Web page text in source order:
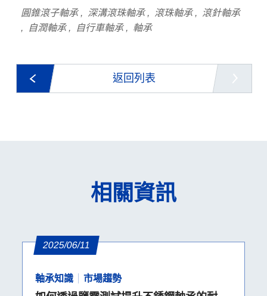
圓錐滾子軸承 深溝滾珠軸承 滾珠軸承
滾針軸承
自潤軸承
自行車軸承 軸承
返回列表
相關資訊
2025/06/11
軸承知識 市場趨勢